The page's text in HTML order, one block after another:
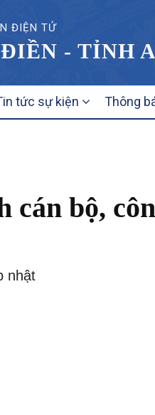
ĐIỆN TỬ
- TỈNH
tức sự kiện Thông
cán bộ,
nhật